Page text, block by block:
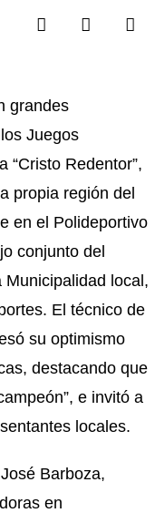
grandes
Juegos
“Cristo Redentor”,
propia región del
en el Polideportivo
conjunto del
local,
El técnico de
su optimismo
destacando que
e invitó a
locales.
Barboza,
en